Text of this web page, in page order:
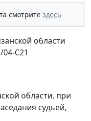
смотрите здесь
области
04-С21
области, при
судьей,